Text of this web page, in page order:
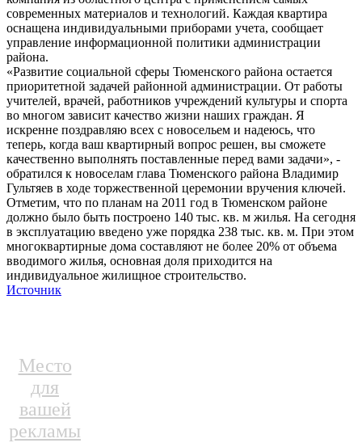
современных материалов и технологий. Каждая квартира
оснащена индивидуальными приборами учета, сообщает
управление информационной политики администрации
района.
«Развитие социальной сферы Тюменского района остается
приоритетной задачей районной администрации. От работы
учителей, врачей, работников учреждений культуры и спорта
во многом зависит качество жизни наших граждан. Я
искренне поздравляю всех с новосельем и надеюсь, что
теперь, когда ваш квартирный вопрос решен, вы сможете
качественно выполнять поставленные перед вами задачи», -
обратился к новоселам глава Тюменского района Владимир
Гультяев в ходе торжественной церемонии вручения ключей.
Отметим, что по планам на 2011 год в Тюменском районе
должно было быть построено 140 тыс. кв. м жилья. На сегодня
в эксплуатацию введено уже порядка 238 тыс. кв. м. При этом
многоквартирные дома составляют не более 20% от объема
вводимого жилья, основная доля приходится на
индивидуальное жилищное строительство.
Источник
Место
для
вашей
рекламы